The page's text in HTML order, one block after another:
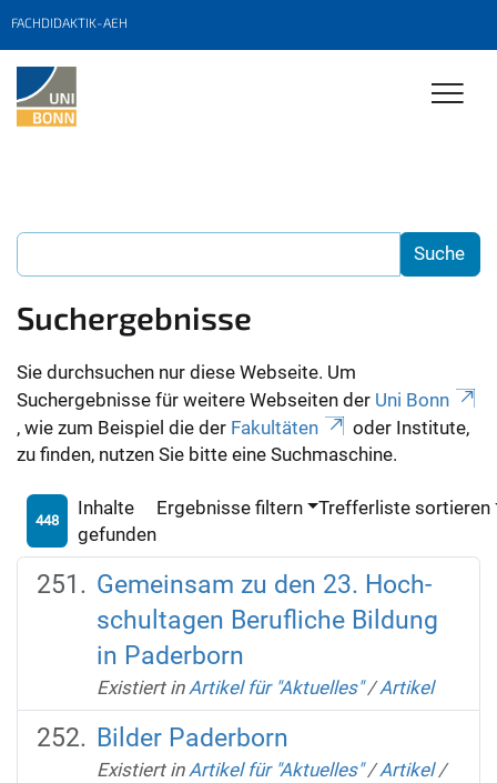
FACHDIDAKTIK-AEH
Suchergebnisse
Sie durchsuchen nur diese Webseite. Um
Suchergebnisse für weitere Webseiten der Uni Bonn
, wie zum Beispiel die der Fakultäten
oder Institute,
zu finden, nutzen Sie bitte eine Suchmaschine.
448
Inhalte
gefunden
Ergebnisse filtern Trefferliste sortieren
Gemeinsam zu den 23. Hoch­
schul­ta­gen Be­ruf­li­che Bil­dung
in Paderborn
Existiert in Artikel für "Aktuelles" /Artikel
Bilder Paderborn
Existiert in Artikel für "Aktuelles" /Artikel /